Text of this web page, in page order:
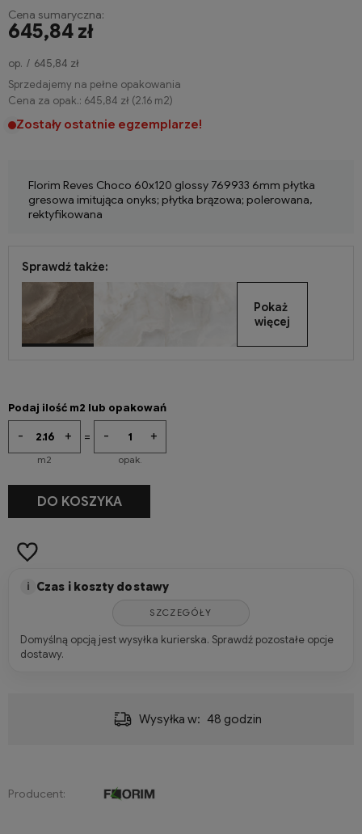
Cena sumaryczna:
645,84 zł
op.
645,84 zł
Sprzedajemy na pełne opakowania
Cena za opak.: 645,84 zł (2.16 m2)
Zostały ostatnie egzemplarze!
Florim Reves Choco 60x120 glossy 769933 6mm płytka
gresowa imitująca onyks; płytka brązowa; polerowana,
rektyfikowana
Sprawdź także:
Pokaż
więcej
Podaj ilość m2 lub opakowań
+
-
m2
= +
-
opak.
+
-
DO KOSZYKA
i Czas i koszty dostawy
SZCZEGÓŁY
Domyślną opcją jest wysyłka kurierska. Sprawdź pozostałe opcje
dostawy.
280,00 zł- Przesyłka kurierska (Hellmann, JAS-FBG, Pallex, DHL, Poczta Polska)
Producent: